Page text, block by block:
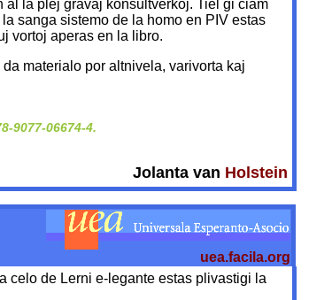
al la plej gravaj konsultverkoj. Tiel ĝi ĉiam
sanga sistemo de la homo en PIV estas
vortoj aperas en la libro.
materialo por altnivela, varivorta kaj
9077-06674-4.
Jolanta van Holstein
uea.facila.org
celo de Lerni e-legante estas plivastigi la